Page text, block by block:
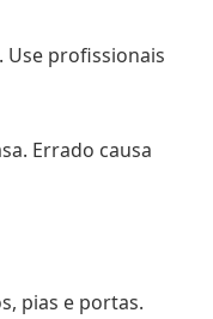
Use profissionais
Errado causa
pias e portas.